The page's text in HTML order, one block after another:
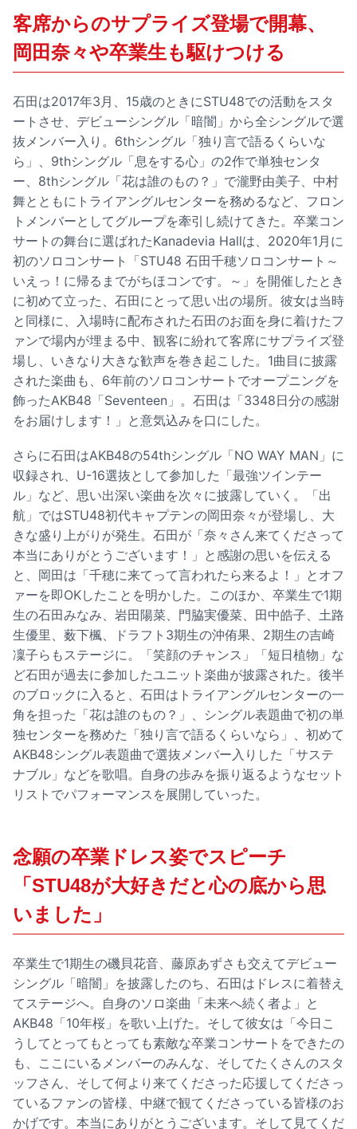
客席からのサプライズ登場で開幕、
岡田奈々や卒業生も駆けつける
石田は2017年3月、15歳のときにSTU48での活動をスタ
ートさせ、デビューシングル「暗闇」から全シングルで選
抜メンバー入り。6thシングル「独り言で語るくらいな
ら」、9thシングル「息をする心」の2作で単独センタ
ー、8thシングル「花は誰のもの？」で瀧野由美子、中村
舞とともにトライアングルセンターを務めるなど、フロン
トメンバーとしてグループを牽引し続けてきた。卒業コン
サートの舞台に選ばれたKanadevia Hallは、2020年1月に
初のソロコンサート「STU48 石田千穂ソロコンサート～
いえっ！に帰るまでがちほコンです。～」を開催したとき
に初めて立った、石田にとって思い出の場所。彼女は当時
と同様に、入場時に配布された石田のお面を身に着けたフ
ァンで場内が埋まる中、観客に紛れて客席にサプライズ登
場し、いきなり大きな歓声を巻き起こした。1曲目に披露
された楽曲も、6年前のソロコンサートでオープニングを
飾ったAKB48「Seventeen」。石田は「3348日分の感謝
をお届けします！」と意気込みを口にした。
さらに石田はAKB48の54thシングル「NO WAY MAN」に
収録され、U-16選抜として参加した「最強ツインテー
ル」など、思い出深い楽曲を次々に披露していく。「出
航」ではSTU48初代キャプテンの岡田奈々が登場し、大
きな盛り上がりが発生。石田が「奈々さん来てくださって
本当にありがとうございます！」と感謝の思いを伝える
と、岡田は「千穂に来てって言われたら来るよ！」とオフ
ァーを即OKしたことを明かした。このほか、卒業生で1期
生の石田みなみ、岩田陽菜、門脇実優菜、田中皓子、土路
生優里、薮下楓、ドラフト3期生の沖侑果、2期生の吉崎
凜子らもステージに。「笑顔のチャンス」「短日植物」な
ど石田が過去に参加したユニット楽曲が披露された。後半
のブロックに入ると、石田はトライアングルセンターの一
角を担った「花は誰のもの？」、シングル表題曲で初の単
独センターを務めた「独り言で語るくらいなら」、初めて
AKB48シングル表題曲で選抜メンバー入りした「サステ
ナブル」などを歌唱。自身の歩みを振り返るようなセット
リストでパフォーマンスを展開していった。
念願の卒業ドレス姿でスピーチ
「STU48が大好きだと心の底から思
いました」
卒業生で1期生の磯貝花音、藤原あずさも交えてデビュー
シングル「暗闇」を披露したのち、石田はドレスに着替え
てステージへ。自身のソロ楽曲「未来へ続く者よ」と
AKB48「10年桜」を歌い上げた。そして彼女は「今日こ
うしてとってもとっても素敵な卒業コンサートをできたの
も、ここにいるメンバーのみんな、そしてたくさんのスタ
ッフさん、そして何より来てくださった応援してくださっ
ているファンの皆様、中継で観てくださっている皆様のお
かげです。本当にありがとうございます。そして見てくだ